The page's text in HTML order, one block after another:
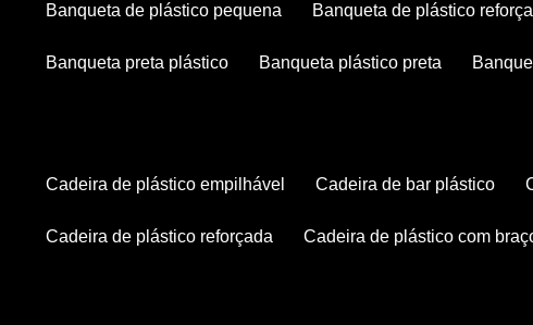
banqueta de plástico pequena banqueta de plástico
banqueta preta plástico banqueta plástico preta
cadeira de plástico empilhável cadeira de bar plástico
cadeira de plástico reforçada cadeira de plástico com